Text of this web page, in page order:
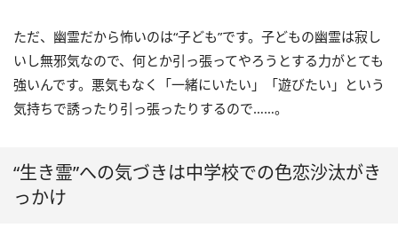
ただ、幽霊だから怖いのは“子ども”です。子どもの幽霊は寂し
いし無邪気なので、何とか引っ張ってやろうとする力がとても
強いんです。悪気もなく「一緒にいたい」「遊びたい」という
気持ちで誘ったり引っ張ったりするので……。
“生き霊”への気づきは中学校での色恋沙汰がき
っかけ